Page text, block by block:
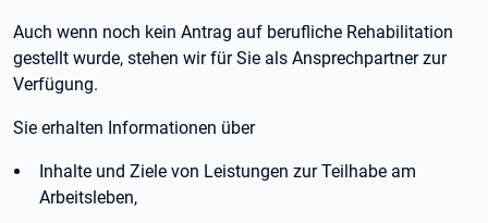
Auch wenn noch kein Antrag auf berufliche Rehabilitation
gestellt wurde, stehen wir für Sie als Ansprechpartner zur
Verfügung.
Sie erhalten Informationen über
Inhalte und Ziele von Leistungen zur Teilhabe am
Arbeitsleben,